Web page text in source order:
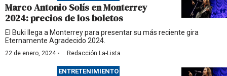
Marco Antonio Solís en Monterrey
2024: precios de los boletos
El Buki llega a Monterrey para presentar su más reciente gira
Eternamente Agradecido 2024.
22 de enero, 2024· Redacción La-Lista
ENTRETENIMIENTO